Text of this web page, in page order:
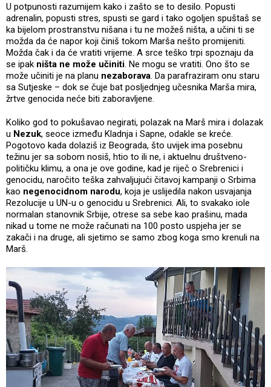
U potpunosti razumijem kako i zašto se to desilo. Popusti
adrenalin, popusti stres, spusti se gard i tako ogoljen spuštaš se
ka bijelom prostranstvu nišana i tu ne možeš ništa, a učini ti se
možda da će napor koji činiš tokom Marša nešto promijeniti.
Možda čak i da će vratiti vrijeme. A srce teško trpi spoznaju da
se ipak ništa ne može učiniti. Ne mogu se vratiti. Ono što se
može učiniti je na planu nezaborava. Da parafraziram onu staru
sa Sutjeske – dok se čuje bat posljednjeg učesnika Marša mira,
žrtve genocida neće biti zaboravljene.
Koliko god to pokušavao negirati, polazak na Marš mira i dolazak
u Nezuk, seoce između Kladnja i Sapne, odakle se kreće.
Pogotovo kada dolaziš iz Beograda, što uvijek ima posebnu
težinu jer sa sobom nosiš, htio to ili ne, i aktuelnu društveno-
političku klimu, a ona je ove godine, kad je riječ o Srebrenici i
genocidu, naročito teška zahvaljujući čitavoj kampanji o Srbima
kao negenocidnom narodu, koja je uslijedila nakon usvajanja
Rezolucije u UN-u o genocidu u Srebrenici. Ali, to svakako iole
normalan stanovnik Srbije, otrese sa sebe kao prašinu, mada
nikad u tome ne može računati na 100 posto uspjeha jer se
zakači i na druge, ali sjetimo se samo zbog koga smo krenuli na
Marš.